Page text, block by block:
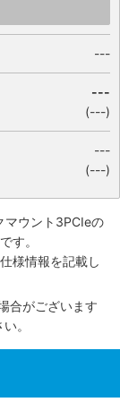
---
---
(---)
---
(---)
マウント3PCIeの
す。
様情報を記載し
合がございます
。